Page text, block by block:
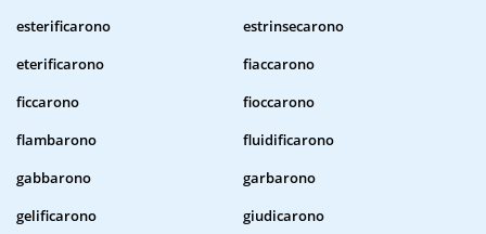
esterificarono
estrinsecarono
eterificarono
fiaccarono
ficcarono
fioccarono
flambarono
fluidificarono
gabbarono
garbarono
gelificarono
giudicarono